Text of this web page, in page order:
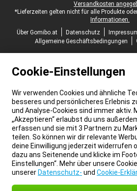
Versandkosten
*Lieferzeiten gelten nicht für alle Produkte
Informationen.
Über Gomibo.at
Datenschutz
Allgemeine Geschäftsbedingungen
Cookie-Einstellungen
Wir verwenden Cookies und ähnliche
besseres und persönlicheres Erlebnis
und Analyse-Cookies sind immer aktiv.
„Akzeptieren“ erlaubst du uns
erfassen und sie mit 3 Partnern zu
teilen. So können wir dir relevante
deine Einwilligung jederzeit widerrufen
dazu ans Seitenende und klicke im
Einstellungen“. Mehr über unsere
unserer Datenschutz- und Cookie-